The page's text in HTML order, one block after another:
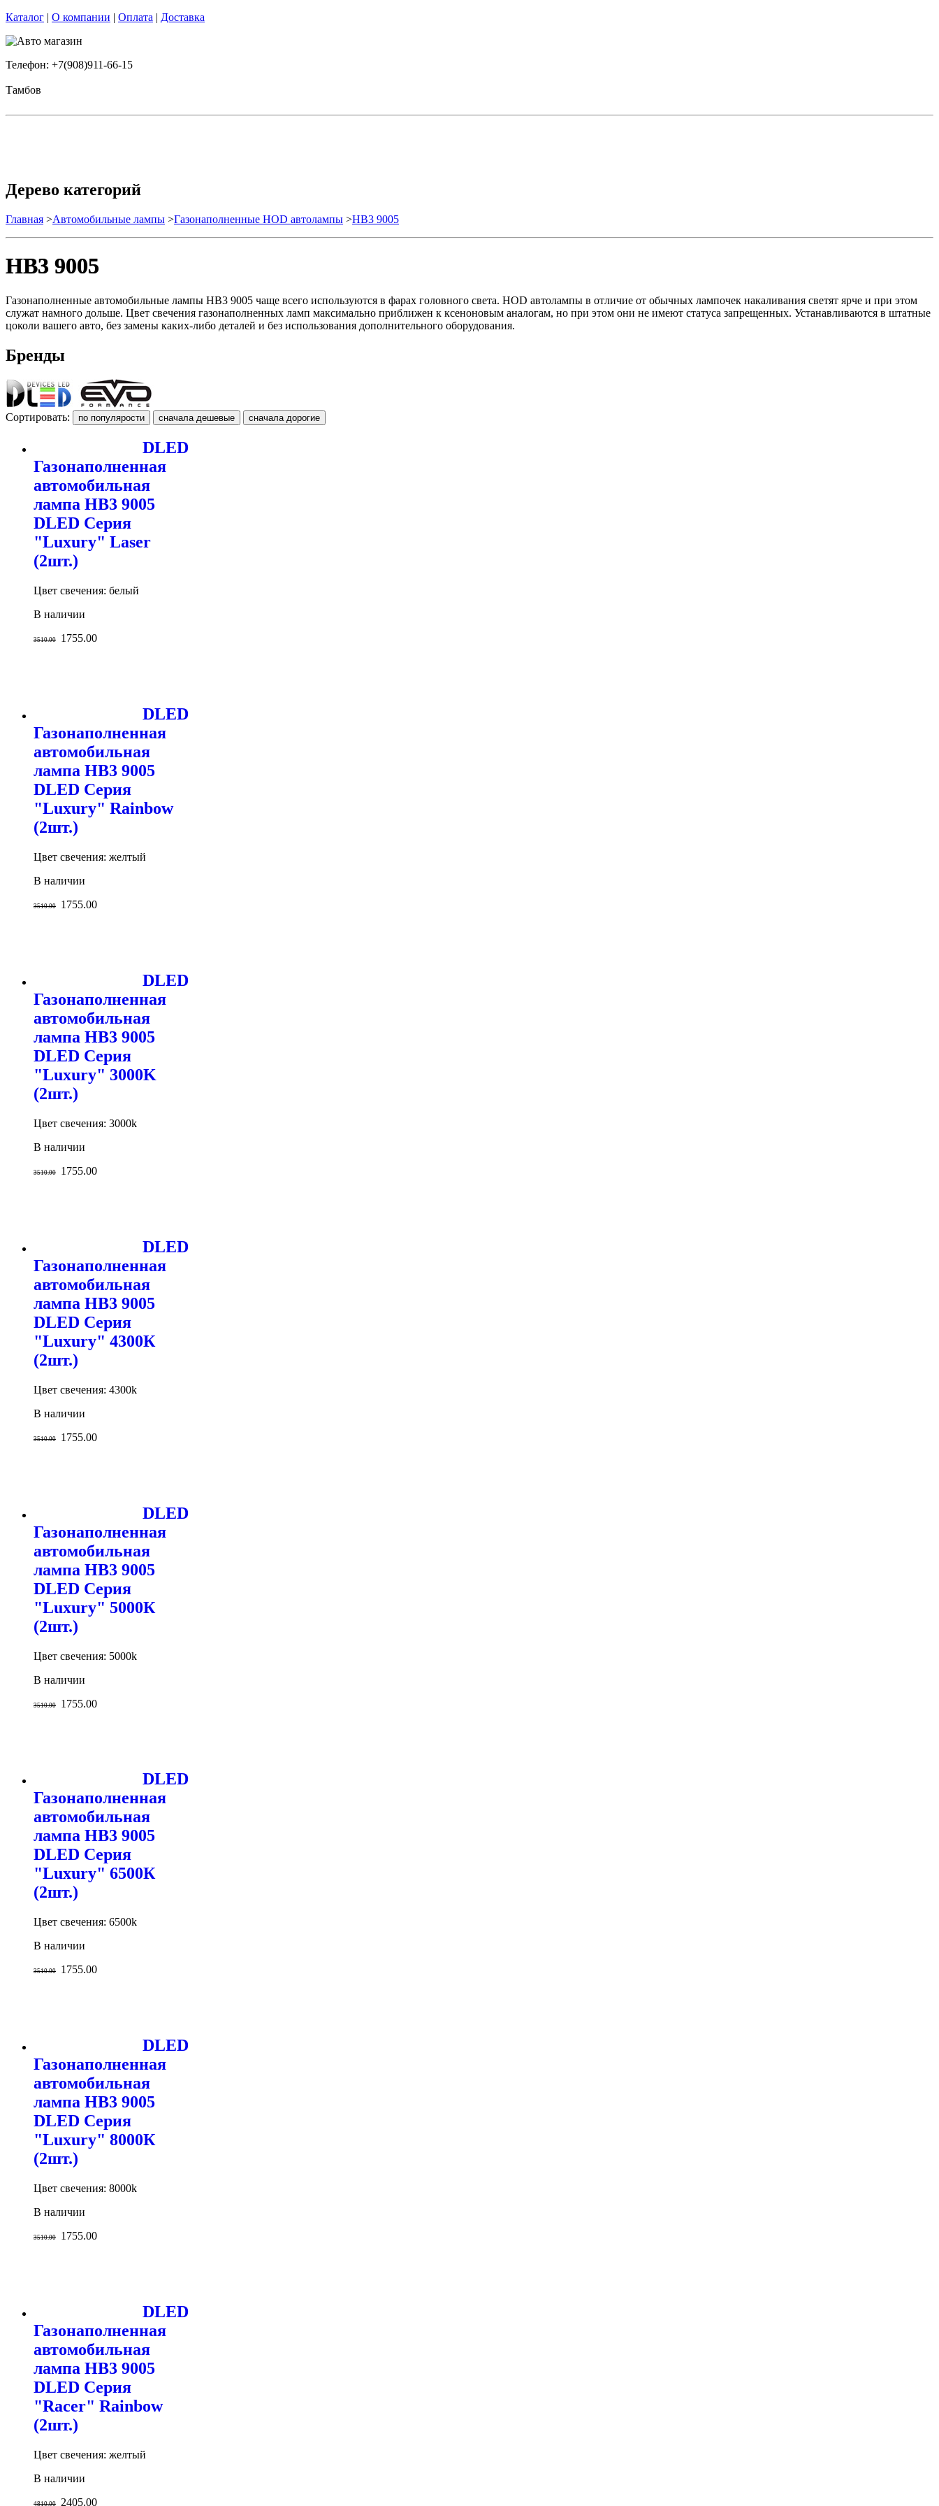
Каталог | О компании | Оплата | Доставка
Телефон: +7(908)911-66-15
Тамбов
Дерево категорий
Главная >Автомобильные лампы >Газонаполненные HOD автолампы >HB3 9005
HB3 9005
Газонаполненные автомобильные лампы НВ3 9005 чаще всего используются в фарах головного света. HOD автолампы в отличие от обычных лампочек накаливания светят ярче и при этом
служат намного дольше. Цвет свечения газонаполненных ламп максимально приближен к ксеноновым аналогам, но при этом они не имеют статуса запрещенных. Устанавливаются в штатные
цоколи вашего авто, без замены каких-либо деталей и без использования дополнительного оборудования.
Бренды
Сортировать:
DLED
Газонаполненная
автомобильная
лампа HB3 9005
DLED Серия
"Luxury" Laser
(2шт.)
Цвет свечения: белый
В наличии
3510.00 1755.00
DLED
Газонаполненная
автомобильная
лампа HB3 9005
DLED Серия
"Luxury" Rainbow
(2шт.)
Цвет свечения: желтый
В наличии
3510.00 1755.00
DLED
Газонаполненная
автомобильная
лампа HB3 9005
DLED Серия
"Luxury" 3000K
(2шт.)
Цвет свечения: 3000k
В наличии
3510.00 1755.00
DLED
Газонаполненная
автомобильная
лампа HB3 9005
DLED Серия
"Luxury" 4300К
(2шт.)
Цвет свечения: 4300k
В наличии
3510.00 1755.00
DLED
Газонаполненная
автомобильная
лампа HB3 9005
DLED Серия
"Luxury" 5000К
(2шт.)
Цвет свечения: 5000k
В наличии
3510.00 1755.00
DLED
Газонаполненная
автомобильная
лампа HB3 9005
DLED Серия
"Luxury" 6500К
(2шт.)
Цвет свечения: 6500k
В наличии
3510.00 1755.00
DLED
Газонаполненная
автомобильная
лампа HB3 9005
DLED Серия
"Luxury" 8000К
(2шт.)
Цвет свечения: 8000k
В наличии
3510.00 1755.00
DLED
Газонаполненная
автомобильная
лампа HB3 9005
DLED Серия
"Racer" Rainbow
(2шт.)
Цвет свечения: желтый
В наличии
4810.00 2405.00